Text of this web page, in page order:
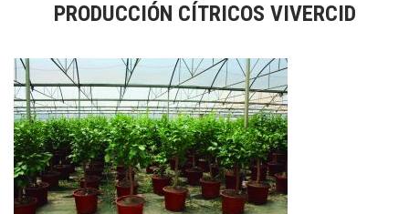
PRODUCCIÓN CÍTRICOS VIVERCID